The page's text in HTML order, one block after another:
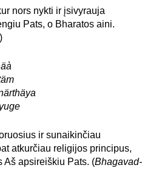
nors nykti ir įsivyrauja
Pats, o Bharatos aini.
ir sunaikinčiau
atkurčiau religijos principus,
Aš apsireiškiu Pats. (Bhagavad-